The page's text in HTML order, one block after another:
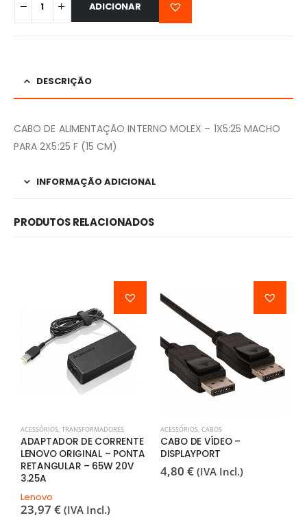
ADICIONAR
DESCRIÇÃO
CABO DE ALIMENTAÇÃO INTERNO MOLEX – 1X5:25 MACHO
PARA 2X5:25 F (15 CM)
INFORMAÇÃO ADICIONAL
PRODUTOS RELACIONADOS
ACESSÓRIOS, TRANSFORMADORES
ADAPTADOR DE CORRENTE
LENOVO ORIGINAL – PONTA
RETANGULAR – 65W 20V
3.25A
Lenovo
23,97 € (IVA Incl.)
ACESSÓRIOS, CABOS
CABO DE VÍDEO –
DISPLAYPORT
4,80 € (IVA Incl.)